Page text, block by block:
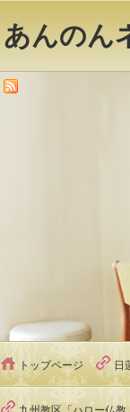
あんのん
トップページ 日